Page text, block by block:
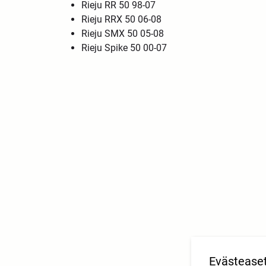
Rieju RR 50 98-07
Rieju RRX 50 06-08
Rieju SMX 50 05-08
Rieju Spike 50 00-07